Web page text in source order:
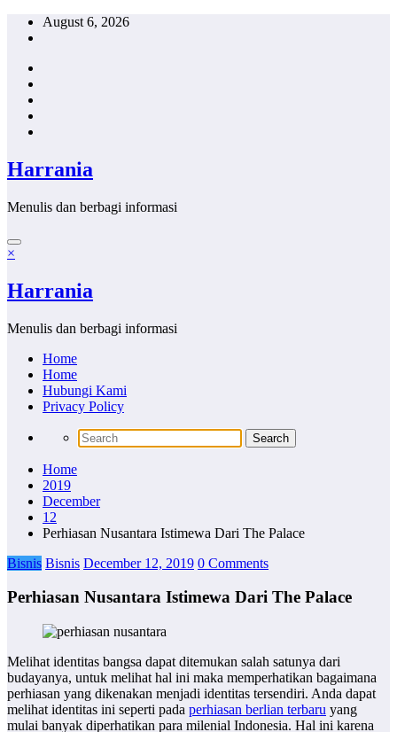
Skip
August 6, 2026
Harrania
Menulis dan berbagi informasi
×
Harrania
Menulis dan berbagi informasi
Home
Home
Hubungi Kami
Privacy Policy
Home
2019
December
12
Perhiasan Nusantara Istimewa Dari The Palace
Bisnis Bisnis December 12, 2019 0 Comments
Perhiasan Nusantara Istimewa Dari The Palace
Melihat identitas bangsa dapat ditemukan salah satunya dari
budayanya, untuk melihat hal ini maka memperhatikan bagaimana
perhiasan yang dikenakan menjadi identitas tersendiri. Anda dapat
melihat identitas ini seperti pada perhiasan berlian terbaru yang
mulai banyak diperhatikan para milenial Indonesia. Hal ini karena